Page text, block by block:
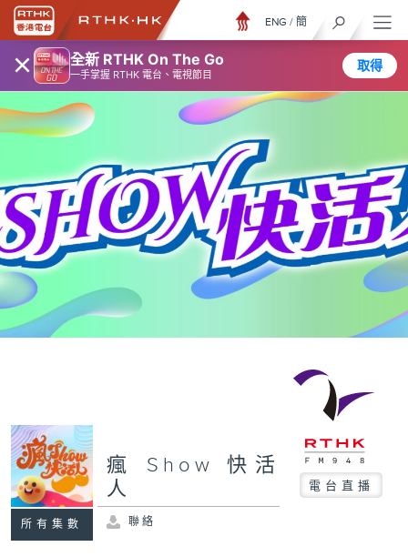
× 全新 RTHK On The Go
一手掌握 RTHK 電台、電視節目
取得
ENG / 簡
所有集數
瘋 Show 快活
人
電台直播
聯絡